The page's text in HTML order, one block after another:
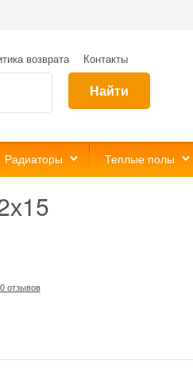
возврата Контакты
Найти
Радиаторы Теплые полы
0 отзывов